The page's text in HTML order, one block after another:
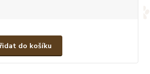
do košíku